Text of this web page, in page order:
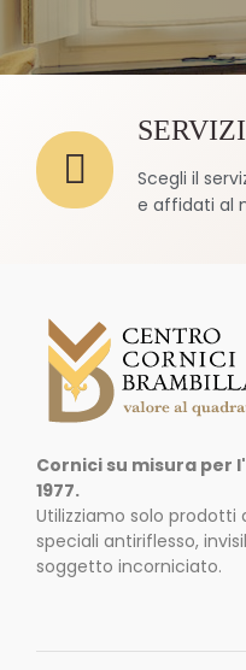
SERVIZI
Scegli il
e affidati al
Cornici su misura
1977.
Utilizziamo solo
speciali antiriflesso,
soggetto incorniciato.